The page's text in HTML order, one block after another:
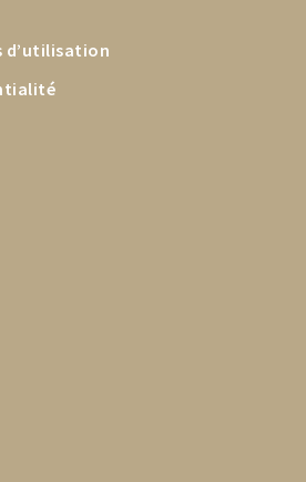
d’utilisation